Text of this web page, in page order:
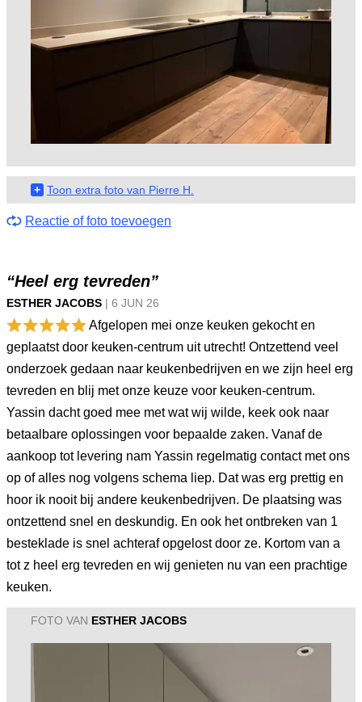
+ Toon extra foto van Pierre H.
Reactie of foto toevoegen
“Heel erg tevreden”
ESTHER JACOBS | 6 JUN 26
Afgelopen mei onze keuken gekocht en
geplaatst door keuken-centrum uit utrecht! Ontzettend veel
onderzoek gedaan naar keukenbedrijven en we zijn heel erg
tevreden en blij met onze keuze voor keuken-centrum.
Yassin dacht goed mee met wat wij wilde, keek ook naar
betaalbare oplossingen voor bepaalde zaken. Vanaf de
aankoop tot levering nam Yassin regelmatig contact met ons
op of alles nog volgens schema liep. Dat was erg prettig en
hoor ik nooit bij andere keukenbedrijven. De plaatsing was
ontzettend snel en deskundig. En ook het ontbreken van 1
besteklade is snel achteraf opgelost door ze. Kortom van a
tot z heel erg tevreden en wij genieten nu van een prachtige
keuken.
FOTO VAN ESTHER JACOBS